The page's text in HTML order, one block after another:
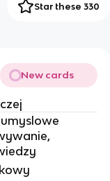
Star these 330
New cards